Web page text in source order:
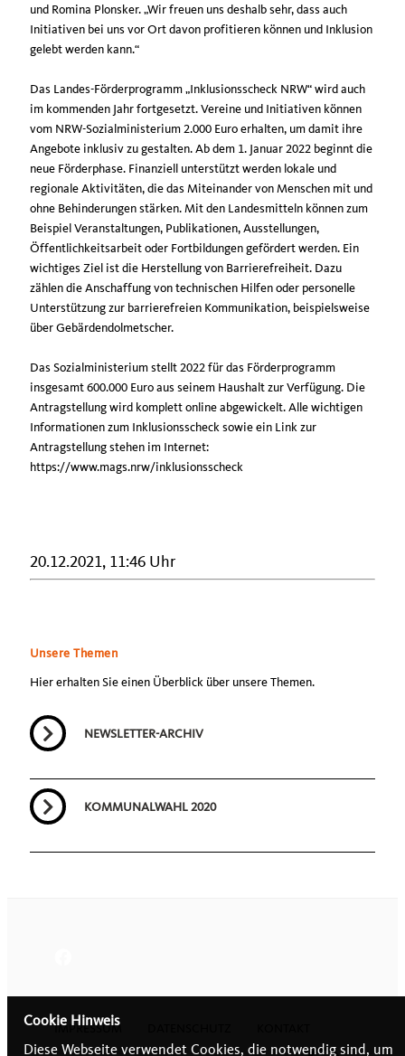
und Romina Plonsker. „Wir freuen uns deshalb sehr, dass auch
Initiativen bei uns vor Ort davon profitieren können und Inklusion
gelebt werden kann.“
Das Landes-Förderprogramm „Inklusionsscheck NRW“ wird auch
im kommenden Jahr fortgesetzt. Vereine und Initiativen können
vom NRW-Sozialministerium 2.000 Euro erhalten, um damit ihre
Angebote inklusiv zu gestalten. Ab dem 1. Januar 2022 beginnt die
neue Förderphase. Finanziell unterstützt werden lokale und
regionale Aktivitäten, die das Miteinander von Menschen mit und
ohne Behinderungen stärken. Mit den Landesmitteln können zum
Beispiel Veranstaltungen, Publikationen, Ausstellungen,
Öffentlichkeitsarbeit oder Fortbildungen gefördert werden. Ein
wichtiges Ziel ist die Herstellung von Barrierefreiheit. Dazu
zählen die Anschaffung von technischen Hilfen oder personelle
Unterstützung zur barrierefreien Kommunikation, beispielsweise
über Gebärdendolmetscher.
Das Sozialministerium stellt 2022 für das Förderprogramm
insgesamt 600.000 Euro aus seinem Haushalt zur Verfügung. Die
Antragstellung wird komplett online abgewickelt. Alle wichtigen
Informationen zum Inklusionsscheck sowie ein Link zur
Antragstellung stehen im Internet:
https://www.mags.nrw/inklusionsscheck
20.12.2021, 11:46 Uhr
Unsere Themen
Hier erhalten Sie einen Überblick über unsere Themen.
NEWSLETTER-ARCHIV
KOMMUNALWAHL 2020
IMPRESSUM
Cookie Hinweis
Diese Webseite verwendet Cookies, die notwendig sind, um